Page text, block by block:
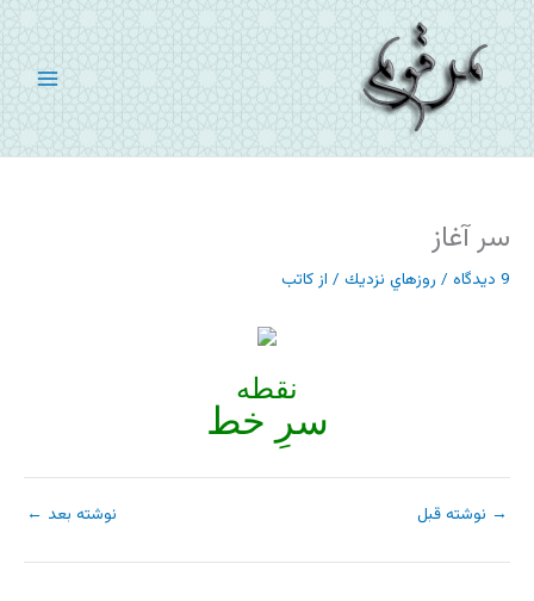
پرش
به
محتوا
سر آغاز
9 دیدگاه / روزهاي نزديك / از کاتب
نقطه
سرِ خط
→ نوشته قبل نوشته بعد ←